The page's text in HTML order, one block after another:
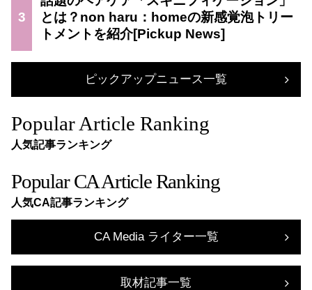
3
とは？non haru：homeの新感覚泡トリー
トメントを紹介
ピックアップニュース一覧
Popular Article Ranking
人気記事ランキング
Popular CA Article Ranking
人気CA記事ランキング
CA Media ライター一覧
取材記事一覧